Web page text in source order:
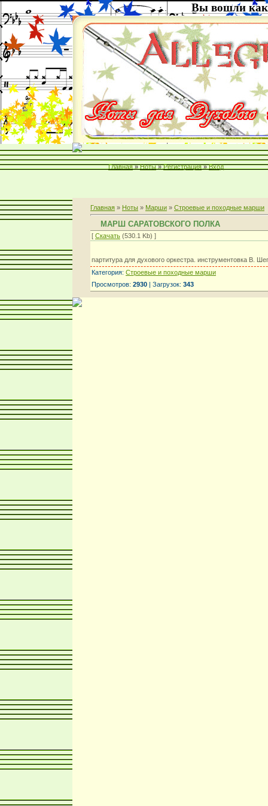
Вы вошли как
Главная » Ноты » Регистрация » Вход
Главная » Ноты » Марши » Строевые и походные марши
МАРШ САРАТОВСКОГО ПОЛКА
[ Скачать (530.1 Kb) ]
партитура для духового оркестра. инструментовка В.
Категория: Строевые и походные марши
Просмотров: 2930 | Загрузок: 343